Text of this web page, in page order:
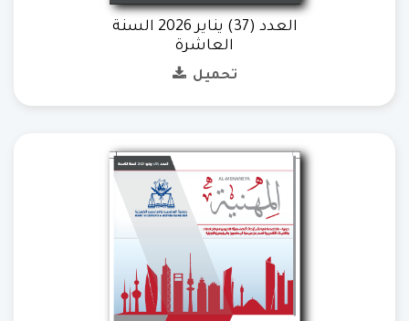
العدد (37) يناير 2026 السنة
العاشرة
تحميل